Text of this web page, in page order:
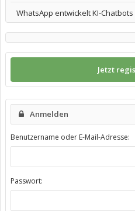
WhatsApp entwickelt KI-
Jetzt
Anmelden
Benutzername oder E-Mail-Adresse:
Passwort: